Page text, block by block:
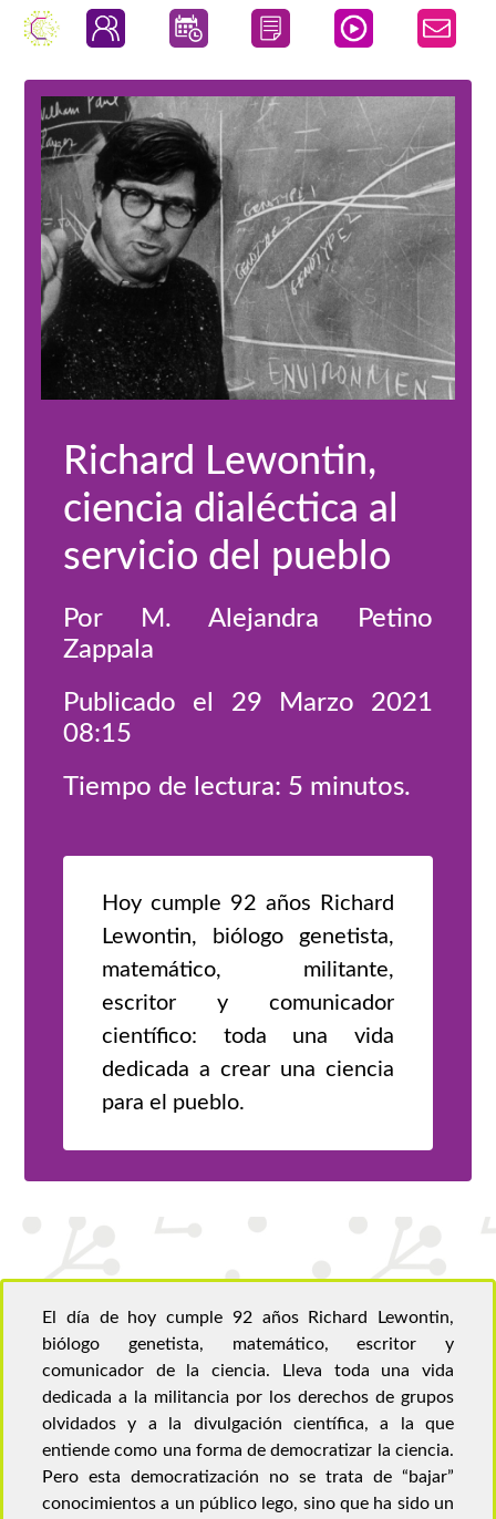
Richard Lewontin,
ciencia dialéctica al
servicio del pueblo
Por M. Alejandra Petino
Zappala
Publicado el 29 Marzo 2021
08:15
Tiempo de lectura: 5 minutos.
Hoy cumple 92 años Richard
Lewontin, biólogo genetista,
matemático, militante,
escritor y comunicador
científico: toda una vida
dedicada a crear una ciencia
para el pueblo.
El día de hoy cumple 92 años Richard Lewontin,
biólogo genetista, matemático, escritor y
comunicador de la ciencia. Lleva toda una vida
dedicada a la militancia por los derechos de grupos
olvidados y a la divulgación científica, a la que
entiende como una forma de democratizar la ciencia.
Pero esta democratización no se trata de “bajar”
conocimientos a un público lego, sino que ha sido un